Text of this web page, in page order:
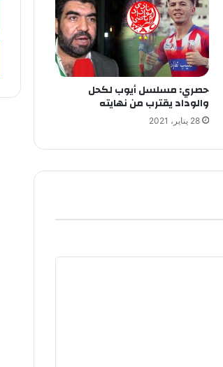
حصري: مسلسل أيوب لكحل
والوداد يقترب من نهايته
28 يناير، 2021